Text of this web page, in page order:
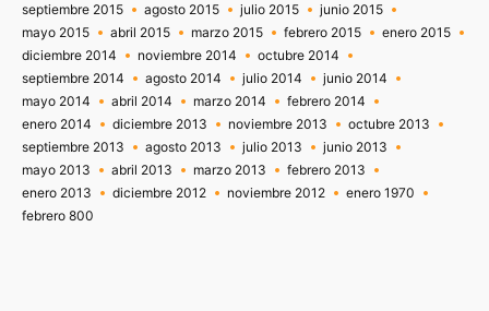
septiembre 2015
agosto 2015 julio 2015
junio 2015
mayo 2015
abril 2015 marzo 2015 febrero 2015
enero 2015
diciembre 2014
noviembre 2014
octubre 2014
septiembre 2014
agosto 2014 julio 2014
junio 2014
mayo 2014
abril 2014 marzo 2014
febrero 2014
enero 2014
diciembre 2013 noviembre 2013
octubre 2013
septiembre 2013
agosto 2013 julio 2013
junio 2013
mayo 2013
abril 2013 marzo 2013
febrero 2013
enero 2013
diciembre 2012 noviembre 2012
enero 1970
febrero 800